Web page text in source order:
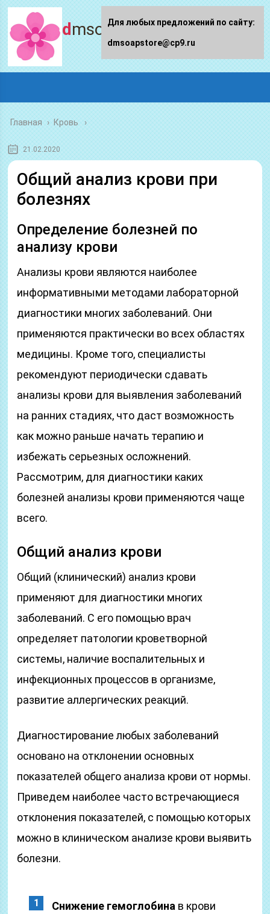
dmsoapstore.ru
Главная › Кровь
21.02.2020
Общий анализ крови при
болезнях
Определение болезней по
анализу крови
Анализы крови являются наиболее
информативными методами лабораторной
диагностики многих заболеваний. Они
применяются практически во всех областях
медицины. Кроме того, специалисты
рекомендуют периодически сдавать
анализы крови для выявления заболеваний
на ранних стадиях, что даст возможность
как можно раньше начать терапию и
избежать серьезных осложнений.
Рассмотрим, для диагностики каких
болезней анализы крови применяются чаще
всего.
Общий анализ крови
Общий (клинический) анализ крови
применяют для диагностики многих
заболеваний. С его помощью врач
определяет патологии кроветворной
системы, наличие воспалительных и
инфекционных процессов в организме,
развитие аллергических реакций.
Диагностирование любых заболеваний
основано на отклонении основных
показателей общего анализа крови от нормы.
Приведем наиболее часто встречающиеся
отклонения показателей, с помощью которых
можно в клиническом анализе крови выявить
болезни.
Снижение гемоглобина в крови
Для любых предложений по сайту:
dmsoapstore@cp9.ru